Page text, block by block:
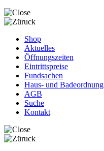
Shop
Aktuelles
Öffnungszeiten
Eintrittspreise
Fundsachen
Haus- und Badeordnung
AGB
Suche
Kontakt